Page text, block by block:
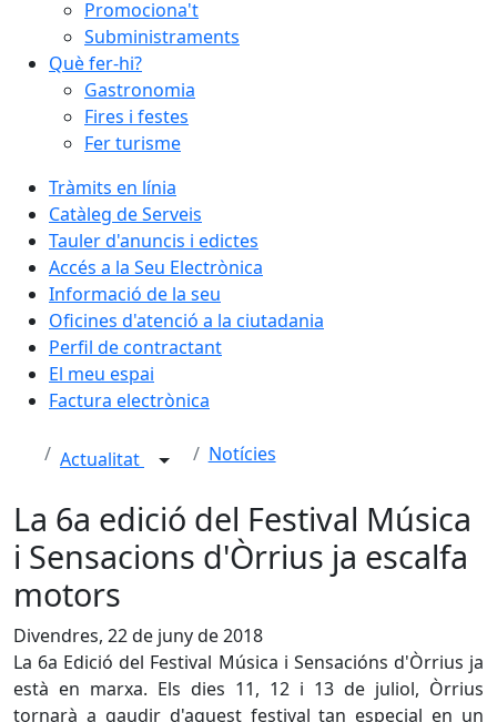
Promociona't
Subministraments
Què fer-hi?
Gastronomia
Fires i festes
Fer turisme
Tràmits en línia
Catàleg de Serveis
Tauler d'anuncis i edictes
Accés a la Seu Electrònica
Informació de la seu
Oficines d'atenció a la ciutadania
Perfil de contractant
El meu espai
Factura electrònica
Actualitat Notícies
La 6a edició del Festival Música
i Sensacions d'Òrrius ja escalfa
motors
Divendres, 22 de juny de 2018
La 6a Edició del Festival Música i Sensacións d'Òrrius ja
està en marxa. Els dies 11, 12 i 13 de juliol, Òrrius
tornarà a gaudir d'aquest festival tan especial en un